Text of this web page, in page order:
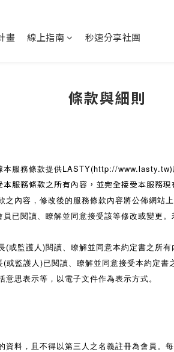
畫 線上指南 秒速分享社團
條款與細則
服務條款提供LASTY(http://www.lasty.tw
服務條款之所有內容，並完全接受本服務現
內容，修改後的服務條款內容將公佈網站
已閱讀、瞭解並同意接受該等修改或變更
(或監護人)閱讀、瞭解並同意本約定書之所
監護人)已閱讀、瞭解並同意接受本約定書
思表示等，以電子文件作為表示方式。
料，且不得以第三人之名義註冊為會員。